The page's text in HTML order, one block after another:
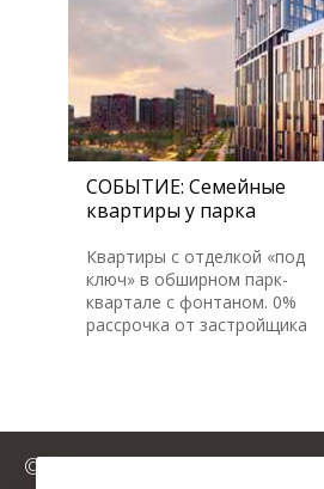
СОБЫТИЕ: Семейные
квартиры у парка
Квартиры с отделкой «под
ключ» в обширном парк-
квартале с фонтаном. 0%
рассрочка от застройщика
© 2025 FromMillion.ru